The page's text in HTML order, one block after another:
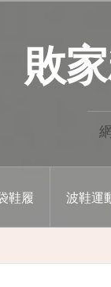
敗
鞋履 波鞋運